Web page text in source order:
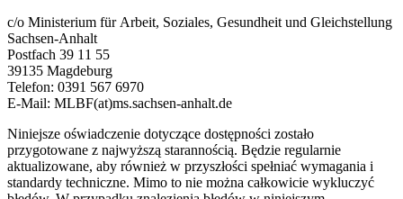
c/o Ministerium für Arbeit, Soziales, Gesundheit und Gleichstellung
Sachsen-Anhalt
Postfach 39 11 55
39135 Magdeburg
Telefon: 0391 567 6970
E-Mail: MLBF(at)ms.sachsen-anhalt.de
Niniejsze oświadczenie dotyczące dostępności zostało
przygotowane z najwyższą starannością. Będzie regularnie
aktualizowane, aby również w przyszłości spełniać wymagania i
standardy techniczne. Mimo to nie można całkowicie wykluczyć